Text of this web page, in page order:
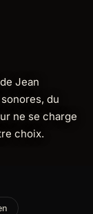
Jean
du
ne se charge
choix.